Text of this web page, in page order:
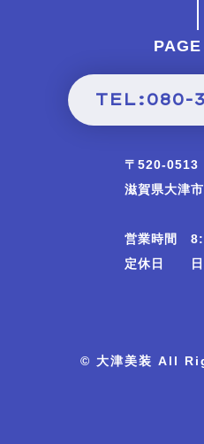
TEL:080-
〒520-0513
滋賀県大津
営業時間
定休日 日
© 大津美装 All